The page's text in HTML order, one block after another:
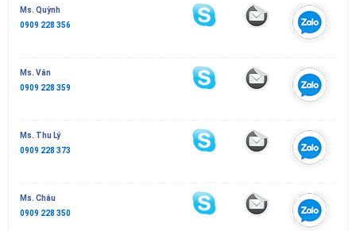
Ms. Quỳnh
0909 228 356
Ms. Vân
0909 228 359
Ms. Thu Lý
0909 228 373
Ms. Châu
0909 228 350